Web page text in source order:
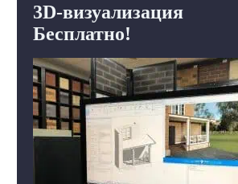
3D-визуализация
Бесплатно!